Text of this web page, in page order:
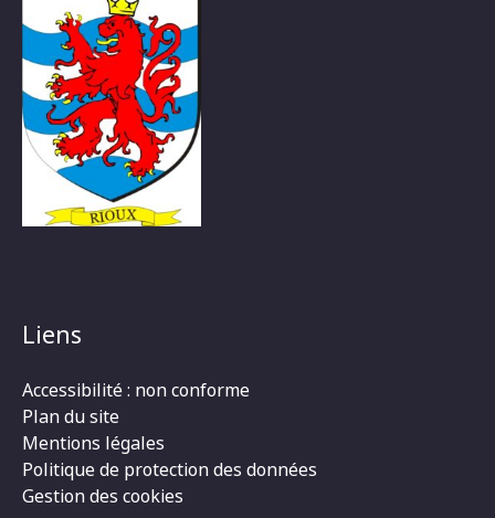
Liens
Accessibilité : non conforme
Plan du site
Mentions légales
Politique de protection des données
Gestion des cookies